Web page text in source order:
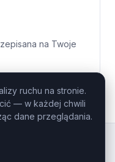
na Twoje
ruchu na stronie.
— w każdej chwili
dane przeglądania.